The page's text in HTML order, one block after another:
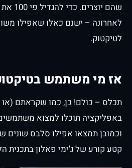
שהם
לאחרונה – ישנם כאלו שאפילו
לטיקטוק.
אז מי משתמש
תכלס – כולם! כן, כמו שקראתם
באפליקציה תוכלו למצוא
וכמובן תמצאו אפילו סלבס שונים
קטע קורע של ג'ימי פאלון בתכנית